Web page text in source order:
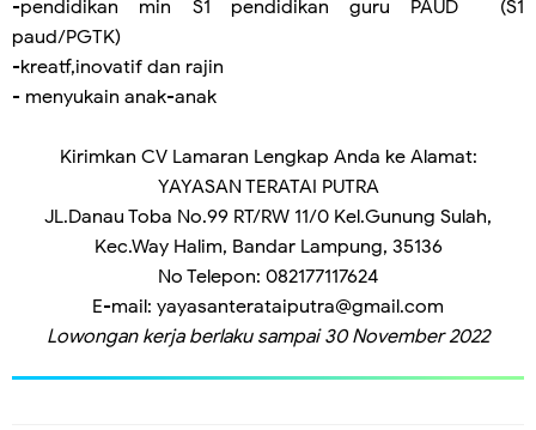
-pendidikan min S1 pendidikan guru PAUD (S1
paud/PGTK)
-kreatf,inovatif dan rajin
- menyukain anak-anak
Kirimkan CV Lamaran Lengkap Anda ke Alamat:
YAYASAN TERATAI PUTRA
JL.Danau Toba No.99 RT/RW 11/0 Kel.Gunung Sulah,
Kec.Way Halim, Bandar Lampung, 35136
No Telepon: 082177117624
E-mail: yayasanterataiputra@gmail.com
Lowongan kerja berlaku sampai 30 November 2022